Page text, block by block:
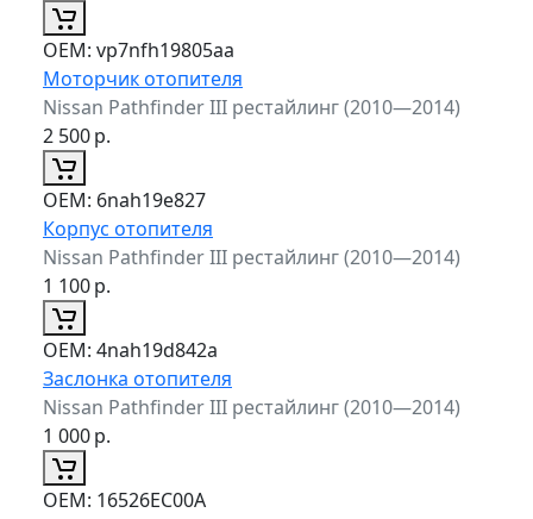
ОЕМ: vp7nfh19805aa
Моторчик отопителя
Nissan Pathfinder III рестайлинг (2010—2014)
2 500р.
ОЕМ: 6nah19e827
Корпус отопителя
Nissan Pathfinder III рестайлинг (2010—2014)
1 100р.
ОЕМ: 4nah19d842a
Заслонка отопителя
Nissan Pathfinder III рестайлинг (2010—2014)
1 000р.
ОЕМ: 16526EC00A